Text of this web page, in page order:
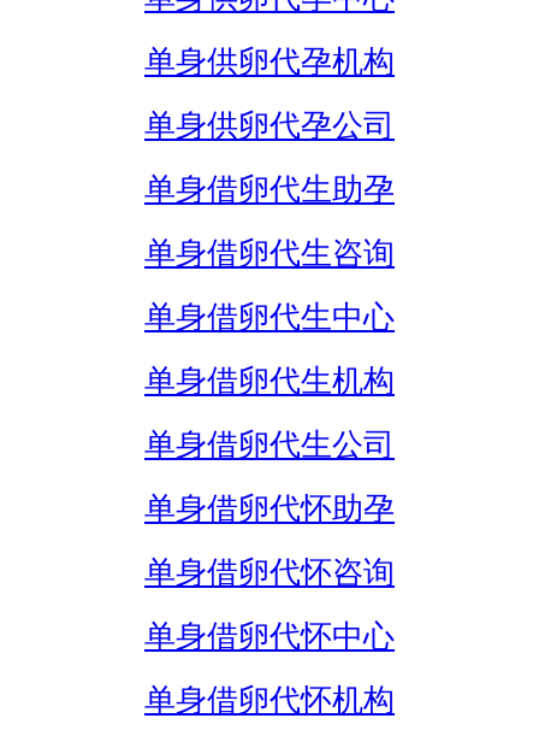
单身供卵代孕机构
单身供卵代孕公司
单身借卵代生助孕
单身借卵代生咨询
单身借卵代生中心
单身借卵代生机构
单身借卵代生公司
单身借卵代怀助孕
单身借卵代怀咨询
单身借卵代怀中心
单身借卵代怀机构